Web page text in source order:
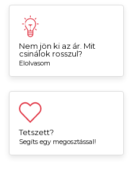
Nem jön ki az ár. Mit
csinálok rosszul?
Elolvasom
Tetszett?
Segíts egy megosztással!